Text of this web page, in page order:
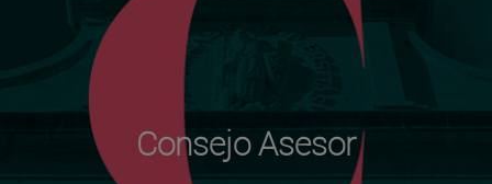
Consejo Asesor